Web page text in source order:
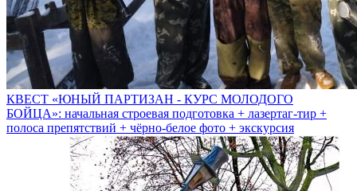
КВЕСТ «ЮНЫЙ ПАРТИЗАН - КУРС МОЛОДОГО
БОЙЦА»: начальная строевая подготовка + лазертаг-тир +
полоса препятствий + чёрно-белое фото + экскурсия